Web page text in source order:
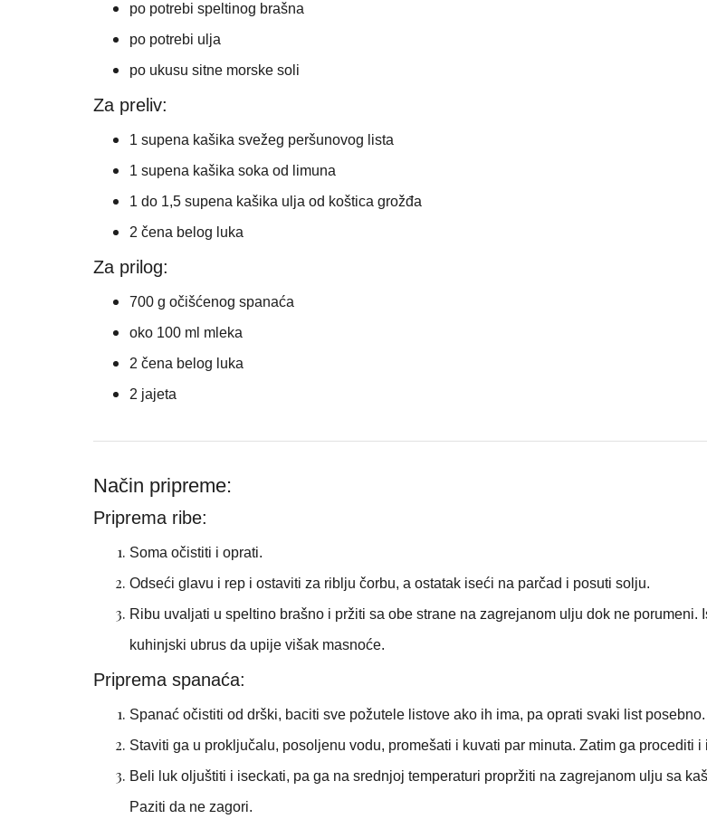
po potrebispeltinog brašna
po potrebi ulja
po ukususitne morske soli
Za preliv:
1 supena kašika svežeg peršunovog lista
1 supena kašika soka od limuna
1 do 1,5 supena kašika ulja od koštica grožđa
2 čena belog luka
Za prilog:
700 gočišćenog spanaća
oko 100 ml mleka
2 čena belog luka
2 jajeta
Način pripreme:
Priprema ribe:
Soma očistiti i oprati.
Odseći glavu i rep i ostaviti za riblju čorbu, a ostatak iseći na parčad i posuti solju.
Ribu uvaljati u speltino brašno i pržiti sa obe strane na zagrejanom ulju dok ne porumeni.
kuhinjski ubrus da upije višak masnoće.
Priprema spanaća:
Spanać očistiti od drški, baciti sve požutele listove ako ih ima, pa oprati svaki list posebno.
Staviti ga u proključalu, posoljenu vodu, promešati i kuvati par minuta. Zatim ga procediti i
Beli luk oljuštiti i iseckati, pa ga na srednjoj temperaturi propržiti na zagrejanom ulju sa
Paziti da ne zagori.